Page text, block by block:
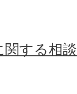
する相談